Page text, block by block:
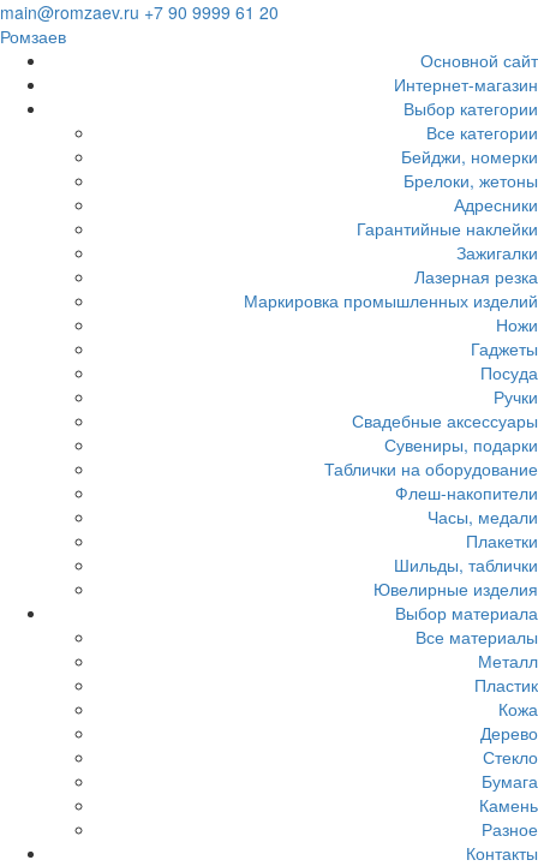
Загрузка...
main@romzaev.ru +7 90 9999 61 20
Ромзаев
Основной сайт
Интернет-магазин
Выбор категории
Все категории
Бейджи, номерки
Брелоки, жетоны
Адресники
Гарантийные наклейки
Зажигалки
Лазерная резка
Маркировка промышленных изделий
Ножи
Гаджеты
Посуда
Ручки
Свадебные аксессуары
Сувениры, подарки
Таблички на оборудование
Флеш-накопители
Часы, медали
Плакетки
Шильды, таблички
Ювелирные изделия
Выбор материала
Все материалы
Металл
Пластик
Кожа
Дерево
Стекло
Бумага
Камень
Разное
Контакты